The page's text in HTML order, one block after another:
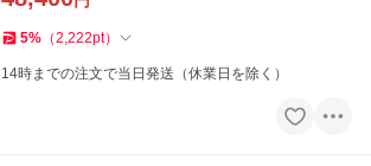
5% （2,222pt）
14時までの注文で当日発送（休業日を除く）